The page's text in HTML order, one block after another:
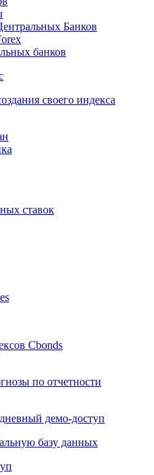
Банков
банков
своего индекса
ставок
Cbonds